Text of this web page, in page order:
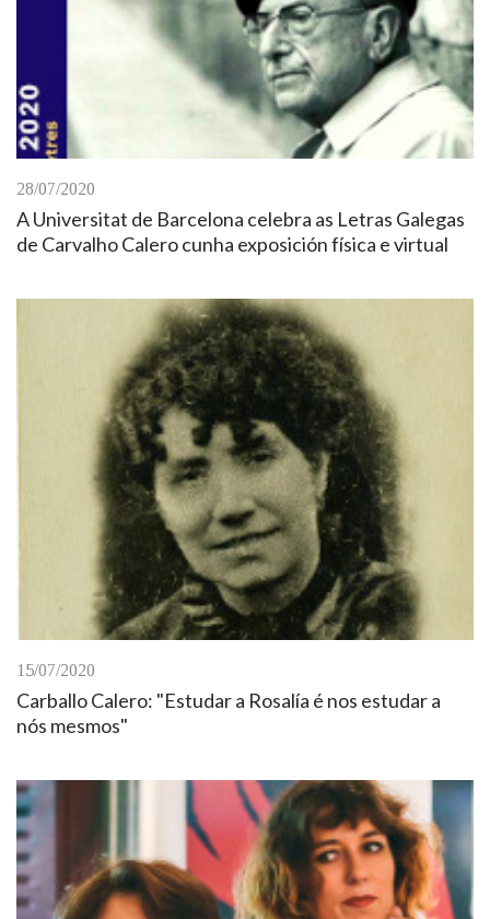
28/07/2020
A Universitat de Barcelona celebra as Letras Galegas
de Carvalho Calero cunha exposición física e virtual
15/07/2020
Carballo Calero: "Estudar a Rosalía é nos estudar a
nós mesmos"